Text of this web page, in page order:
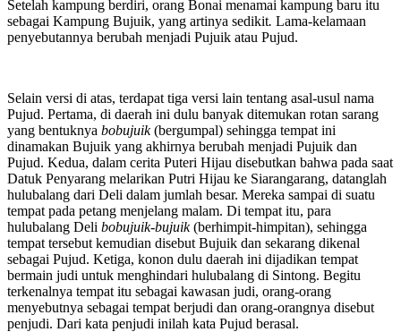
Setelah kampung berdiri, orang Bonai menamai kampung baru itu
sebagai Kampung Bujuik, yang artinya sedikit. Lama-kelamaan
penyebutannya berubah menjadi Pujuik atau Pujud.
Selain versi di atas, terdapat tiga versi lain tentang asal-usul nama
Pujud. Pertama, di daerah ini dulu banyak ditemukan rotan sarang
yang bentuknya bobujuik(bergumpal) sehingga tempat ini
dinamakan Bujuik yang akhirnya berubah menjadi Pujuik dan
Pujud. Kedua, dalam cerita Puteri Hijau disebutkan bahwa pada saat
Datuk Penyarang melarikan Putri Hijau ke Siarangarang, datanglah
hulubalang dari Deli dalam jumlah besar. Mereka sampai di suatu
tempat pada petang menjelang malam. Di tempat itu, para
hulubalang Deli bobujuik-bujuik(berhimpit-himpitan), sehingga
tempat tersebut kemudian disebut Bujuik dan sekarang dikenal
sebagai Pujud. Ketiga, konon dulu daerah ini dijadikan tempat
bermain judi untuk menghindari hulubalang di Sintong. Begitu
terkenalnya tempat itu sebagai kawasan judi, orang-orang
menyebutnya sebagai tempat berjudi dan orang-orangnya disebut
penjudi. Dari kata penjudi inilah kata Pujud berasal.